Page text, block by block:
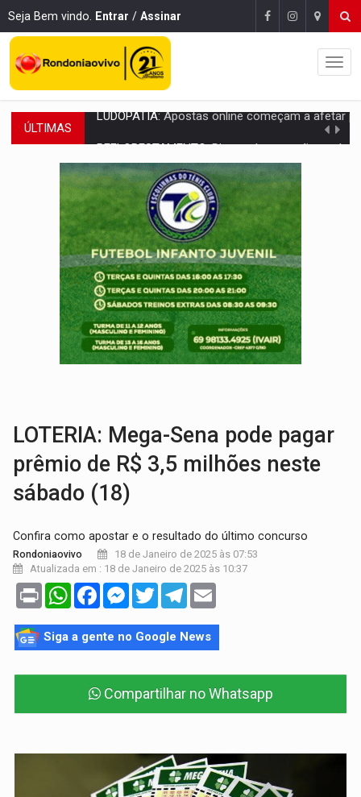
Seja Bem vindo. Entrar / Assinar
ÚLTIMAS Plantar árvores não será mais suficiente para
OVNIS NA LUA:Cientistas alertam para possível base secreta no satélite
ACABOU COM PEUGEOT:Incêndio destrói carro que era rebocado para oficina
VÍDEO: Ladrão é filmado furtando moto na frente do bar
BOLSAS DE PESQUISA:Iniciativa Amazônia+10 lança chamada para fortalecer
MATERIAL:Brasil tem grandes reservas de urânio, mas produz pouco e
VÍDEO:Serpente capturada na fábrica da Coca-Cola é
HOMENAGEM:Cientistas cassados pelo AI-5 se tornam pesquisadores
LOTERIA: Mega-Sena pode pagar
prêmio de R$ 3,5 milhões neste
sábado (18)
Confira como apostar e o resultado do último concurso
Rondoniaovivo
18 de Janeiro de 2025 às 07:53
Atualizada em : 18 de Janeiro de 2025 às 10:37
Print WhatsAppFacebookMessenger
TwitterTelegram
Siga a gente no Google News
Compartilhar no Whatsapp